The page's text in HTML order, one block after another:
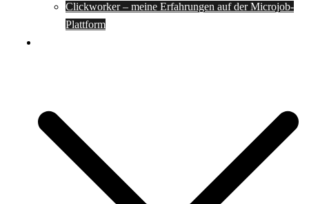
Clickworker – meine Erfahrungen auf der Microjob-
Plattform